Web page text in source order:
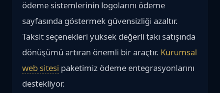
ödeme sistemlerinin logolarını ödeme
sayfasında göstermek güvensizliği azaltır.
Taksit seçenekleri yüksek değerli takı satışında
dönüşümü artıran önemli bir araçtır. Kurumsal
web sitesi paketimiz ödeme entegrasyonlarını
destekliyor.